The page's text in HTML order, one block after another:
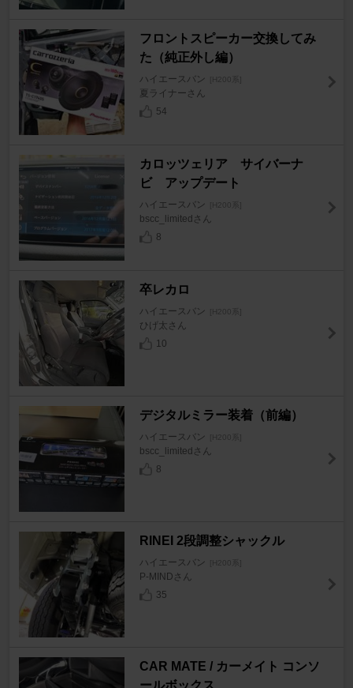
フロントスピーカー交換してみ
た（純正外し編）
ハイエースバン [H200系]
夏ライナーさん
54
カロッツェリア サイバーナ
ビ アップデート
ハイエースバン [H200系]
bscc_limitedさん
8
卒レカロ
ハイエースバン [H200系]
ひげ太さん
10
デジタルミラー装着（前編）
ハイエースバン [H200系]
bscc_limitedさん
8
RINEI 2段調整シャックル
ハイエースバン [H200系]
P-MINDさん
35
CAR MATE / カーメイト コンソ
ールボックス